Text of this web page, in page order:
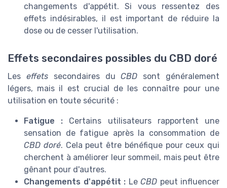
changements d'appétit. Si vous ressentez des
effets indésirables, il est important de réduire la
dose ou de cesser l'utilisation.
Effets secondaires possibles du CBD doré
Les effetssecondaires duCBD sont généralement
légers, mais il est crucial de les connaître pour une
utilisation en toute sécurité :
Fatigue : Certains utilisateurs rapportent une
sensation de fatigue après la consommation de
CBD doré. Cela peut être bénéfique pour ceux qui
cherchent à améliorer leur sommeil, mais peut être
gênant pour d'autres.
Changements d'appétit : Le CBD peut influencer